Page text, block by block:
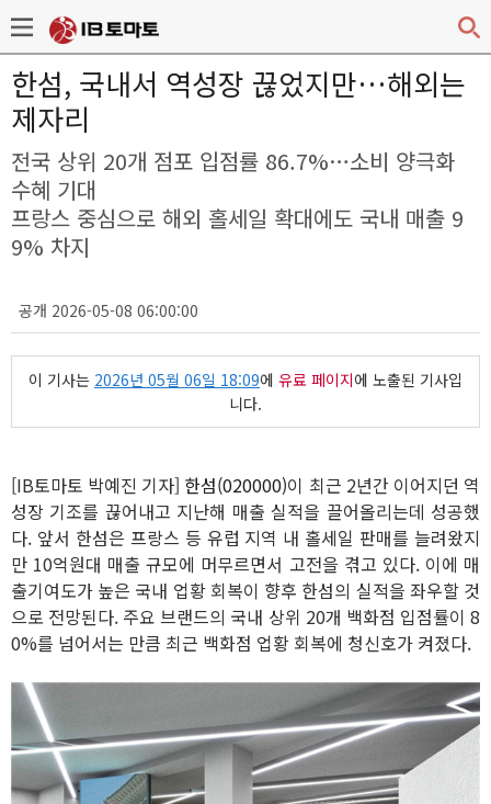
한섬, 국내서 역성장 끊었지만…해외는
제자리
전국 상위 20개 점포 입점률 86.7%…소비 양극화
수혜 기대
프랑스 중심으로 해외 홀세일 확대에도 국내 매출 9
9% 차지
공개 2026-05-08 06:00:00
이 기사는 2026년 05월 06일 18:09에 유료 페이지에 노출된 기사입
니다.
[IB토마토 박예진 기자] 한섬(020000)이 최근 2년간 이어지던 역
성장 기조를 끊어내고 지난해 매출 실적을 끌어올리는데 성공했
다. 앞서 한섬은 프랑스 등 유럽 지역 내 홀세일 판매를 늘려왔지
만 10억원대 매출 규모에 머무르면서 고전을 겪고 있다. 이에 매
출기여도가 높은 국내 업황 회복이 향후 한섬의 실적을 좌우할 것
으로 전망된다. 주요 브랜드의 국내 상위 20개 백화점 입점률이 8
0%를 넘어서는 만큼 최근 백화점 업황 회복에 청신호가 켜졌다.